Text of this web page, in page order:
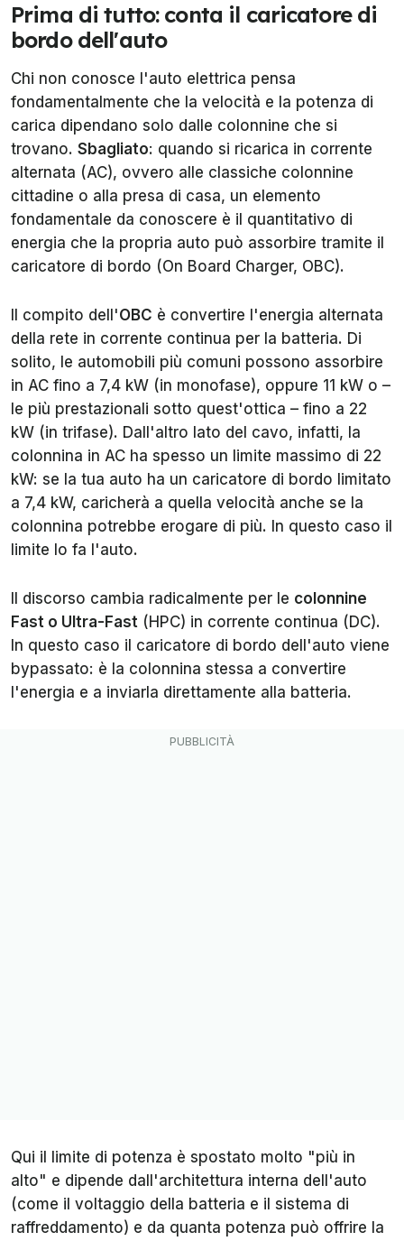
Prima di tutto: conta il caricatore di
bordo dell'auto
Chi non conosce l'auto elettrica pensa
fondamentalmente che la velocità e la potenza di
carica dipendano solo dalle colonnine che si
trovano. Sbagliato: quando si ricarica in corrente
alternata (AC), ovvero alle classiche colonnine
cittadine o alla presa di casa, un elemento
fondamentale da conoscere è il quantitativo di
energia che la propria auto può assorbire tramite il
caricatore di bordo (On Board Charger, OBC).
Il compito dell'OBC è convertire l'energia alternata
della rete in corrente continua per la batteria. Di
solito, le automobili più comuni possono assorbire
in AC fino a 7,4 kW (in monofase), oppure 11 kW o –
le più prestazionali sotto quest'ottica – fino a 22
kW (in trifase). Dall'altro lato del cavo, infatti, la
colonnina in AC ha spesso un limite massimo di 22
kW: se la tua auto ha un caricatore di bordo limitato
a 7,4 kW, caricherà a quella velocità anche se la
colonnina potrebbe erogare di più. In questo caso il
limite lo fa l'auto.
Il discorso cambia radicalmente per le colonnine
Fast o Ultra-Fast (HPC) in corrente continua (DC).
In questo caso il caricatore di bordo dell'auto viene
bypassato: è la colonnina stessa a convertire
l'energia e a inviarla direttamente alla batteria.
Qui il limite di potenza è spostato molto "più in
alto" e dipende dall'architettura interna dell'auto
(come il voltaggio della batteria e il sistema di
raffreddamento) e da quanta potenza può offrire la